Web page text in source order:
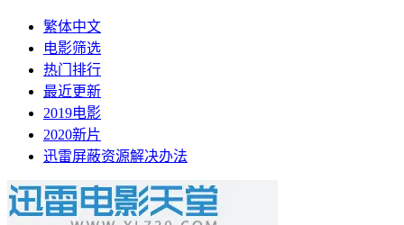
繁体中文
电影筛选
热门排行
最近更新
2019电影
2020新片
迅雷屏蔽资源解决办法